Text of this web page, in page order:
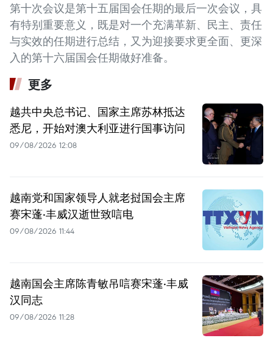
第十次会议是第十五届国会任期的最后一次会议，具
有特别重要意义，既是对一个充满革新、民主、责任
与实效的任期进行总结，又为迎接要求更全面、更深
入的第十六届国会任期做好准备。
更多
越共中央总书记、国家主席苏林抵达
悉尼，开始对澳大利亚进行国事访问
09/08/2026 12:08
越南党和国家领导人就老挝国会主席
赛宋蓬·丰威汉逝世致唁电
09/08/2026 11:44
越南国会主席陈青敏吊唁赛宋蓬·丰威
汉同志
09/08/2026 11:28